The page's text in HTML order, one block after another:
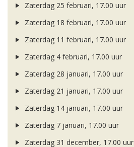
Zaterdag 25 februari, 17.00 uur
Zaterdag 18 februari, 17.00 uur
Zaterdag 11 februari, 17.00 uur
Zaterdag 4 februari, 17.00 uur
Zaterdag 28 januari, 17.00 uur
Zaterdag 21 januari, 17.00 uur
Zaterdag 14 januari, 17.00 uur
Zaterdag 7 januari, 17.00 uur
Zaterdag 31 december, 17.00 uur